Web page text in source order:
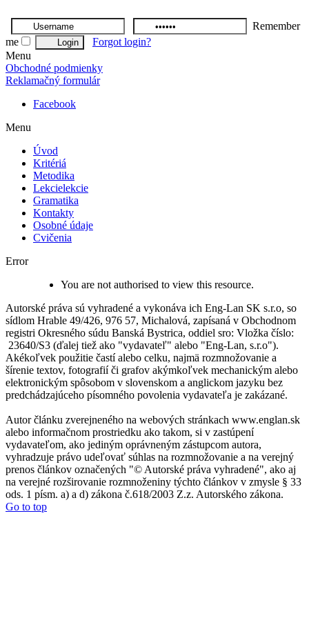
Remember
me
Forgot login?
Menu
Obchodné podmienky
Reklamačný formulár
Facebook
Menu
Úvod
Kritériá
Metodika
Lekcielekcie
Gramatika
Kontakty
Osobné údaje
Cvičenia
Error
You are not authorised to view this resource.
Autorské práva sú vyhradené a vykonáva ich Eng-Lan SK s.r.o, so
sídlom Hrable 49/426, 976 57, Michalová, zapísaná v Obchodnom
registri Okresného súdu Banská Bystrica, oddiel sro: Vložka číslo:
23640/S3 (ďalej tiež ako "vydavateľ" alebo "Eng-Lan, s.r.o").
Akékoľvek použitie častí alebo celku, najmä rozmnožovanie a
šírenie textov, fotografií či grafov akýmkoľvek mechanickým alebo
elektronickým spôsobom v slovenskom a anglickom jazyku bez
predchádzajúceho písomného povolenia vydavateľa je zakázané.
Autor článku zverejneného na webových stránkach www.englan.sk
alebo informačnom prostriedku ako takom, si v zastúpení
vydavateľom, ako jediným oprávneným zástupcom autora,
vyhradzuje právo udeľovať súhlas na rozmnožovanie a na verejný
prenos článkov označených "© Autorské práva vyhradené", ako aj
na verejné rozširovanie rozmnoženiny týchto článkov v zmysle § 33
ods. 1 písm. a) a d) zákona č.618/2003 Z.z. Autorského zákona.
Go to top